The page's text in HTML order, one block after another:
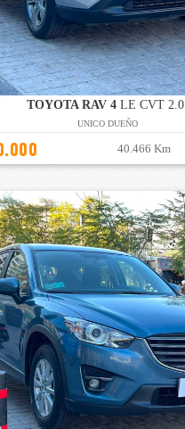
TOYOTA RAV 4 LE CVT 2.0
UNICO DUEÑO
40.466 Km